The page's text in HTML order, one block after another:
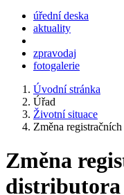
úřední deska
aktuality
zpravodaj
fotogalerie
Úvodní stránka
Úřad
Životní situace
Změna
Změna
distributora